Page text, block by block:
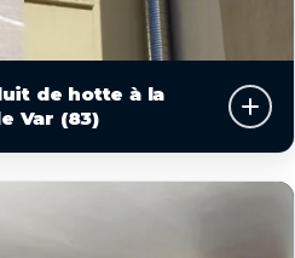
de hotte à la
Var (83)